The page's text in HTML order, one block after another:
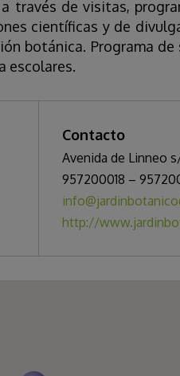
través de visitas,
científicas y de
botánica. Programa de
escolares.
Contacto
Avenida de Linneo
957200018 –
http://